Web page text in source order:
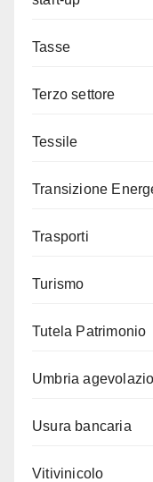
Tasse
Terzo settore
Tessile
Transizione
Trasporti
Turismo
Tutela Patrimonio
Umbria
Usura bancaria
Vitivinicolo